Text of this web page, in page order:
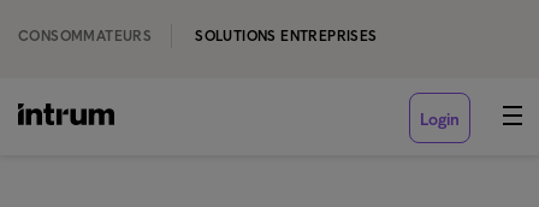
CONSOMMATEURS SOLUTIONS ENTREPRISES
Login